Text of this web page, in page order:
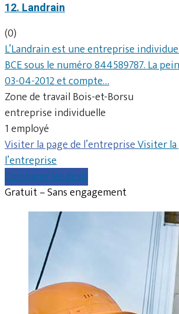
12. Landrain
(0)
L’Landrain est une entreprise
BCE sous le numéro 844589787. La
03-04-2012 et compte…
Zone de travail Bois-et-Borsu
entreprise individuelle
1 employé
Visiter la page de l’entrepriseVisiter
l’entreprise
Comparer les devis
Gratuit – Sans engagement